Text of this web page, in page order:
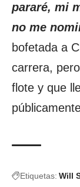
pararé, mi
no me
bofetada a
carrera,
flote y que
Etiquetas: Will